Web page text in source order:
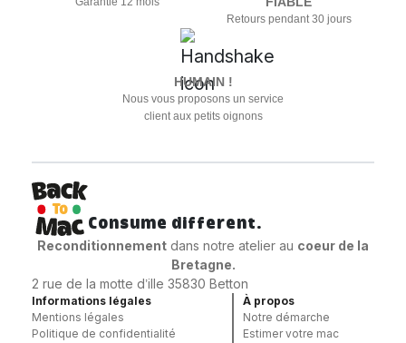
Retours pendant 30 jours
HUMAIN !
Nous vous proposons un service
client aux petits oignons
Consume different.
Reconditionnement dans notre atelier au coeur de la
Bretagne.
2 rue de la motte d’ille 35830 Betton
Informations légales
Mentions légales
Politique de confidentialité
À propos
Notre démarche
Estimer votre mac